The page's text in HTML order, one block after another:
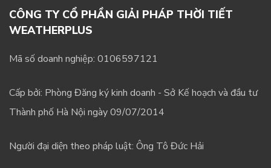
CÔNG TY CỔ PHẦN GIẢI PHÁP THỜI TIẾT
WEATHERPLUS
Mã số doanh nghiệp: 0106597121
Cấp bởi: Phòng Đăng ký kinh doanh - Sở Kế hoạch và đầu tư
Thành phố Hà Nội ngày 09/07/2014
Người đại diện theo pháp luật: Ông Tô Đức Hải